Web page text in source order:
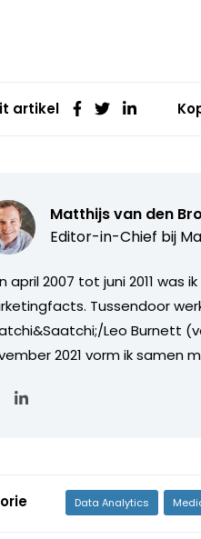
artikel
Matthijs van den
Editor-in-Chief bij
april 2007 tot juni 2011
Tussendoor
Leo Burnett
2021 vorm ik samen
Data Analytics